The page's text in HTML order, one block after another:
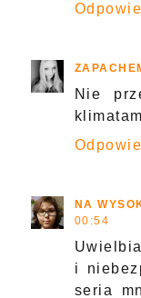
Nie
NA
00:54
i
seria